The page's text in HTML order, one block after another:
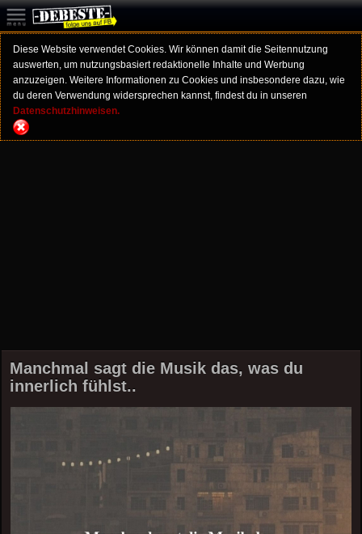
Diese Website verwendet Cookies. Wir können damit die Seitennutzung
auswerten, um nutzungsbasiert redaktionelle Inhalte und Werbung
anzuzeigen. Weitere Informationen zu Cookies und insbesondere dazu, wie
du deren Verwendung widersprechen kannst, findest du in unseren
Datenschutzhinweisen.
Manchmal sagt die Musik das, was du
innerlich fühlst..